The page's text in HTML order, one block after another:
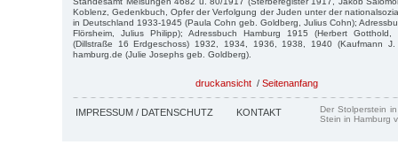
Koblenz, Gedenkbuch, Opfer der Verfolgung der Juden unter der
in Deutschland 1933-1945 (Paula Cohn geb. Goldberg, Julius Cohn);
Flörsheim, Julius Philipp); Adressbuch Hamburg 1915 (Herbert Gotthold,
(Dillstraße 16 Erdgeschoss) 1932, 1934, 1936, 1938, 1940 (Kaufmann J.
hamburg.de (Julie Josephs geb. Goldberg).
druckansicht / Seitenanfang
IMPRESSUM / DATENSCHUTZ KONTAKT
Der Stolperstein
Stein in Hamburg